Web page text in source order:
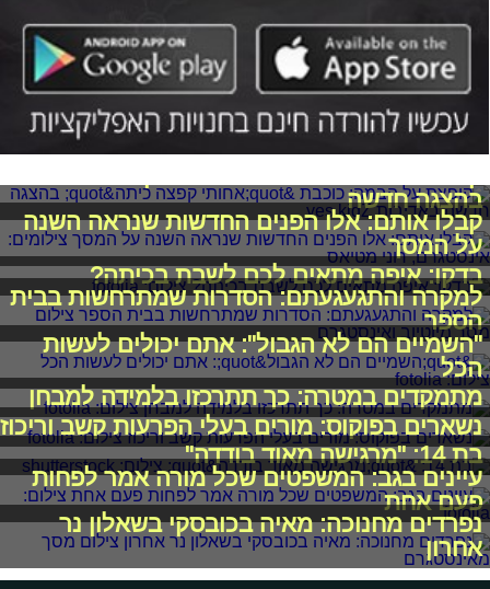
בהצגה חדשה
קבלו אותם: אלו הפנים החדשות שנראה השנה
על המסך
בדקו: איפה מתאים לכם לשבת בכיתה?
למקרה והתגעגעתם: הסדרות שמתרחשות בבית
הספר
"השמיים הם לא הגבול": אתם יכולים לעשות
הכל
מתמקדים במטרה: כך תתרכזו בלמידה למבחן
נשארים בפוקוס: מורים בעלי הפרעות קשב וריכוז
בת 14: "מרגישה מאוד בודדה"
עיינים בגב: המשפטים שכל מורה אמר לפחות
פעם אחת
נפרדים מחנוכה: מאיה בכובסקי בשאלון נר
אחרון